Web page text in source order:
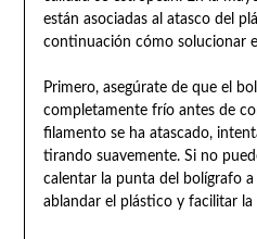
están asociadas al atasco del
continuación cómo solucionar
Primero, asegúrate de que el
completamente frío antes de
filamento se ha atascado,
tirando suavemente. Si no
calentar la punta del bolígrafo
ablandar el plástico y facilitar la